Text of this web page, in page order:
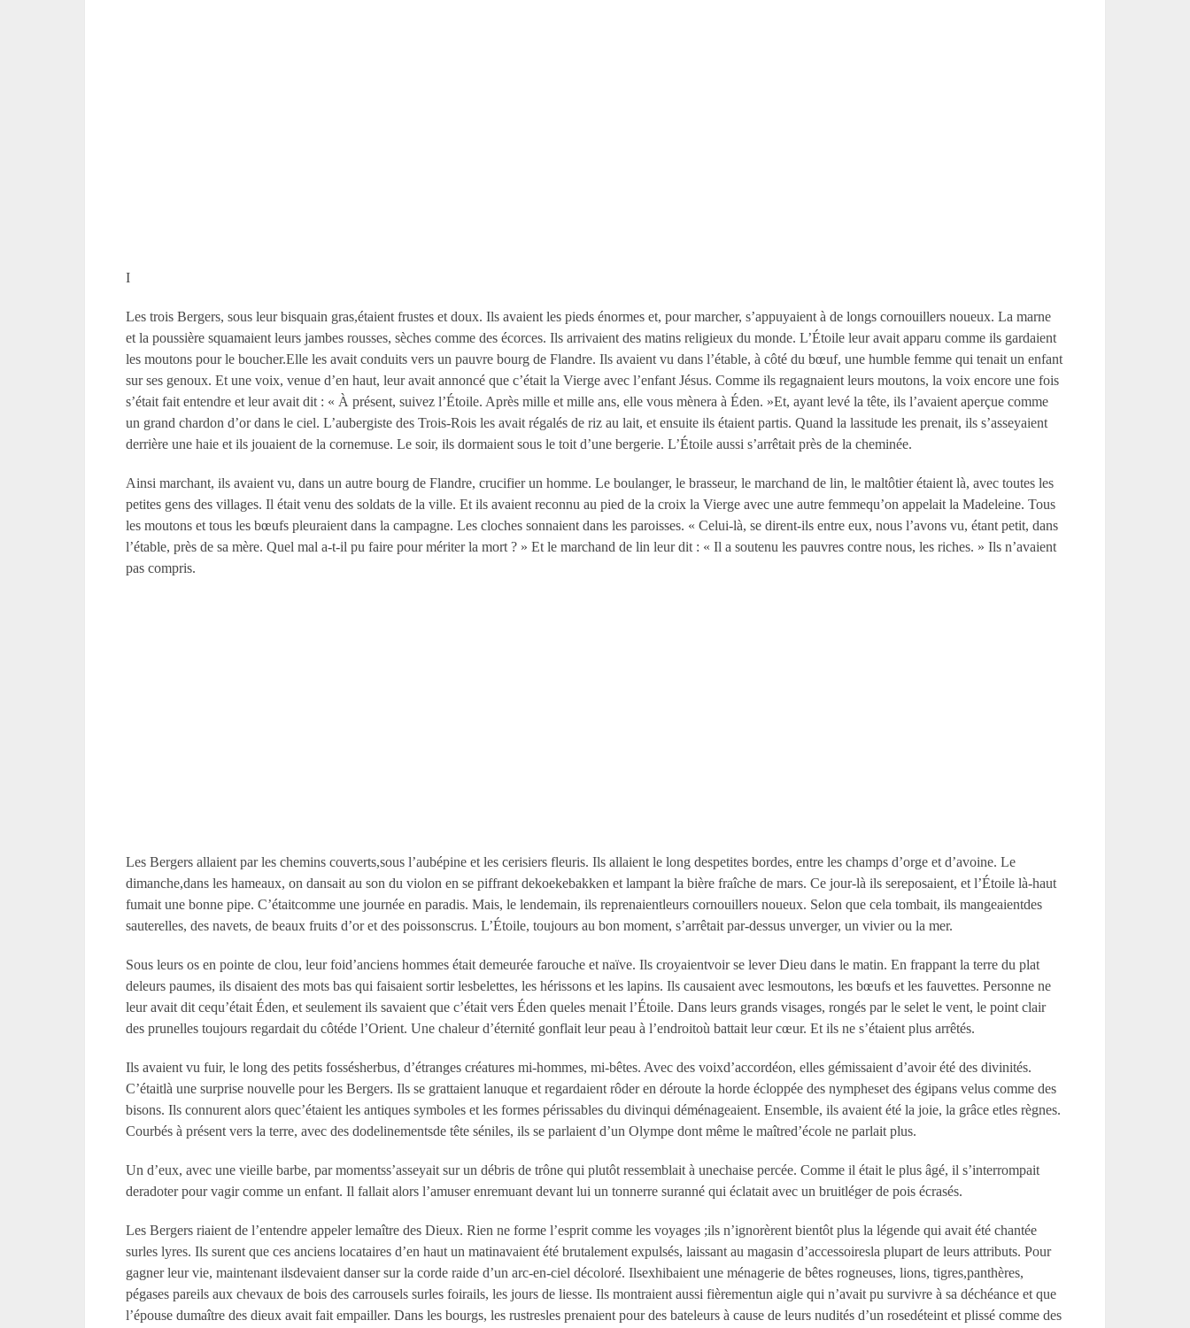
I
Les trois Bergers, sous leur bisquain gras,étaient frustes et doux. Ils avaient les pieds énormes et, pour marcher, s’appuyaient à de longs cornouillers noueux. La marne
et la poussière squamaient leurs jambes rousses, sèches comme des écorces. Ils arrivaient des matins religieux du monde. L’Étoile leur avait apparu comme ils gardaient
les moutons pour le boucher.Elle les avait conduits vers un pauvre bourg de Flandre. Ils avaient vu dans l’étable, à côté du bœuf, une humble femme qui tenait un enfant
sur ses genoux. Et une voix, venue d’en haut, leur avait annoncé que c’était la Vierge avec l’enfant Jésus. Comme ils regagnaient leurs moutons, la voix encore une fois
s’était fait entendre et leur avait dit : « À présent, suivez l’Étoile. Après mille et mille ans, elle vous mènera à Éden. »Et, ayant levé la tête, ils l’avaient aperçue comme
un grand chardon d’or dans le ciel. L’aubergiste des Trois-Rois les avait régalés de riz au lait, et ensuite ils étaient partis. Quand la lassitude les prenait, ils s’asseyaient
derrière une haie et ils jouaient de la cornemuse. Le soir, ils dormaient sous le toit d’une bergerie. L’Étoile aussi s’arrêtait près de la cheminée.
Ainsi marchant, ils avaient vu, dans un autre bourg de Flandre, crucifier un homme. Le boulanger, le brasseur, le marchand de lin, le maltôtier étaient là, avec toutes les
petites gens des villages. Il était venu des soldats de la ville. Et ils avaient reconnu au pied de la croix la Vierge avec une autre femmequ’on appelait la Madeleine. Tous
les moutons et tous les bœufs pleuraient dans la campagne. Les cloches sonnaient dans les paroisses. « Celui-là, se dirent-ils entre eux, nous l’avons vu, étant petit, dans
l’étable, près de sa mère. Quel mal a-t-il pu faire pour mériter la mort ? » Et le marchand de lin leur dit : « Il a soutenu les pauvres contre nous, les riches. » Ils n’avaient
pas compris.
Les Bergers allaient par les chemins couverts,sous l’aubépine et les cerisiers fleuris. Ils allaient le long despetites bordes, entre les champs d’orge et d’avoine. Le
dimanche,dans les hameaux, on dansait au son du violon en se piffrant dekoekebakken et lampant la bière fraîche de mars. Ce jour-là ils sereposaient, et l’Étoile là-haut
fumait une bonne pipe. C’étaitcomme une journée en paradis. Mais, le lendemain, ils reprenaientleurs cornouillers noueux. Selon que cela tombait, ils mangeaientdes
sauterelles, des navets, de beaux fruits d’or et des poissonscrus. L’Étoile, toujours au bon moment, s’arrêtait par-dessus unverger, un vivier ou la mer.
Sous leurs os en pointe de clou, leur foid’anciens hommes était demeurée farouche et naïve. Ils croyaientvoir se lever Dieu dans le matin. En frappant la terre du plat
deleurs paumes, ils disaient des mots bas qui faisaient sortir lesbelettes, les hérissons et les lapins. Ils causaient avec lesmoutons, les bœufs et les fauvettes. Personne ne
leur avait dit cequ’était Éden, et seulement ils savaient que c’était vers Éden queles menait l’Étoile. Dans leurs grands visages, rongés par le selet le vent, le point clair
des prunelles toujours regardait du côtéde l’Orient. Une chaleur d’éternité gonflait leur peau à l’endroitoù battait leur cœur. Et ils ne s’étaient plus arrêtés.
Ils avaient vu fuir, le long des petits fossésherbus, d’étranges créatures mi-hommes, mi-bêtes. Avec des voixd’accordéon, elles gémissaient d’avoir été des divinités.
C’étaitlà une surprise nouvelle pour les Bergers. Ils se grattaient lanuque et regardaient rôder en déroute la horde écloppée des nympheset des égipans velus comme des
bisons. Ils connurent alors quec’étaient les antiques symboles et les formes périssables du divinqui déménageaient. Ensemble, ils avaient été la joie, la grâce etles règnes.
Courbés à présent vers la terre, avec des dodelinementsde tête séniles, ils se parlaient d’un Olympe dont même le maîtred’école ne parlait plus.
Un d’eux, avec une vieille barbe, par momentss’asseyait sur un débris de trône qui plutôt ressemblait à unechaise percée. Comme il était le plus âgé, il s’interrompait
deradoter pour vagir comme un enfant. Il fallait alors l’amuser enremuant devant lui un tonnerre suranné qui éclatait avec un bruitléger de pois écrasés.
Les Bergers riaient de l’entendre appeler lemaître des Dieux. Rien ne forme l’esprit comme les voyages ;ils n’ignorèrent bientôt plus la légende qui avait été chantée
surles lyres. Ils surent que ces anciens locataires d’en haut un matinavaient été brutalement expulsés, laissant au magasin d’accessoiresla plupart de leurs attributs. Pour
gagner leur vie, maintenant ilsdevaient danser sur la corde raide d’un arc-en-ciel décoloré. Ilsexhibaient une ménagerie de bêtes rogneuses, lions, tigres,panthères,
pégases pareils aux chevaux de bois des carrousels surles foirails, les jours de liesse. Ils montraient aussi fièrementun aigle qui n’avait pu survivre à sa déchéance et que
l’épouse dumaître des dieux avait fait empailler. Dans les bourgs, les rustresles prenaient pour des bateleurs à cause de leurs nudités d’un rosedéteint et plissé comme des